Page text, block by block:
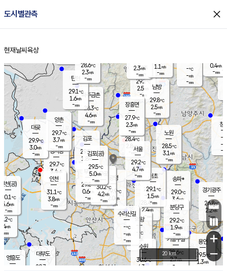
도시별관측 close
홈
현재날씨 육상
의도
℃
m/s
mm
영흥도
양주
29.2℃
2.5
-mm
과천
28.4℃
2.4m/s
- mm
용인
29.5℃
1.3m/s
경기광주
26.8℃
2.2m/s
-mm
대부도
29.7
경서동
29.7℃
3.4 m/s
-mm
파주금촌
28.3℃
4.6m/s
-mm
-℃
-m/s
-mm
대곶
29.9℃
3.0m/s
-mm
창
-
-m/
-
탄현
29.1℃
1.6m/s
-mm
0.4m/s
-mm
의왕
- ℃
m/s
mm
김포
29.5℃
1.8 m/s
mm
광명
29.9 ℃
2.0 m/s
-mm
부천
29.8℃
0.6m/s
-mm
양촌
29.7℃
3.7m/s
-mm
구로
30.2℃
4.2m/s
-mm
은평
28.4℃
2.8 m/s
- mm
노원
28.5℃
3.1 m/s
-mm
송파*
29.0℃
3.6m/s
-mm
서초
29.1℃
1.5m/s
-mm
남방
29.8℃
2.5m/s
-mm
기흥구갈
28.6℃
2.7m/s
-
수리산길
-℃
-m/s
-mm
분당구
29.2℃
1.9m/s
-mm
장흥면
27.9℃
2.3m/s
-mm
2.3m/s
-mm
인천(공)
30.1℃
5.6m/s
-mm
김포(공)
29.5℃
5.0m/s
-mm
수원
30.6℃
4.3 m/s
인천
31.1℃
3.8m/s
-mm
서울
29.2℃
4.7m/s
-mm
28.6℃
2.3m/s
-mm
1.1 m/s
-mm
+
−
20 km